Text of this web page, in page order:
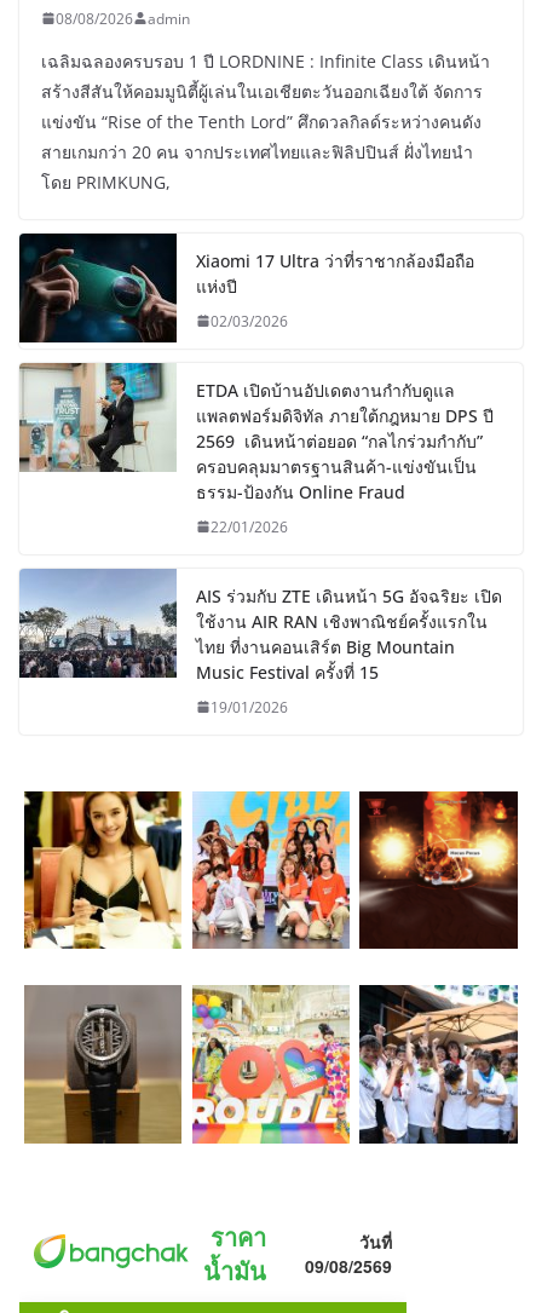
08/08/2026 admin
เฉลิมฉลองครบรอบ 1 ปี LORDNINE : Infinite Class เดินหน้า
สร้างสีสันให้คอมมูนิตี้ผู้เล่นในเอเชียตะวันออกเฉียงใต้ จัดการ
แข่งขัน “Rise of the Tenth Lord” ศึกดวลกิลด์ระหว่างคนดัง
สายเกมกว่า 20 คน จากประเทศไทยและฟิลิปปินส์ ฝั่งไทยนำ
โดย PRIMKUNG,
Xiaomi 17 Ultra ว่าที่ราชากล้องมือถือ
แห่งปี
02/03/2026
ETDA เปิดบ้านอัปเดตงานกำกับดูแล
แพลตฟอร์มดิจิทัล ภายใต้กฎหมาย DPS ปี
2569 เดินหน้าต่อยอด “กลไกร่วมกำกับ”
ครอบคลุมมาตรฐานสินค้า-แข่งขันเป็น
ธรรม-ป้องกัน Online Fraud
22/01/2026
AIS ร่วมกับ ZTE เดินหน้า 5G อัจฉริยะ เปิด
ใช้งาน AIR RAN เชิงพาณิชย์ครั้งแรกใน
ไทย ที่งานคอนเสิร์ต Big Mountain
Music Festival ครั้งที่ 15
19/01/2026